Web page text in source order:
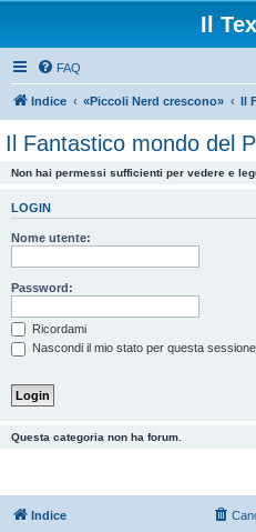
Il
FAQ
Indice «Piccoli Nerd crescono» Il
Il Fantastico mondo del
Non hai permessi sufficienti per vedere e
LOGIN
Nome utente:
Password:
Ricordami
Nascondi il mio stato per questa sessione
Questa categoria non ha forum.
Indice